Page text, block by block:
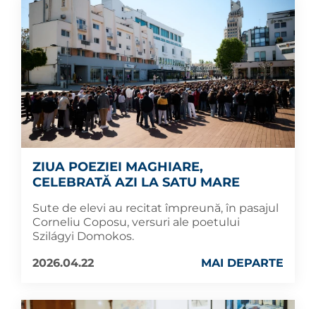
ZIUA POEZIEI MAGHIARE,
CELEBRATĂ AZI LA SATU MARE
Sute de elevi au recitat împreună, în pasajul
Corneliu Coposu, versuri ale poetului
Szilágyi Domokos.
2026.04.22
MAI DEPARTE